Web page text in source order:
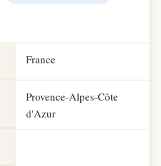
France
Provence-Alpes-Côte
d'Azur